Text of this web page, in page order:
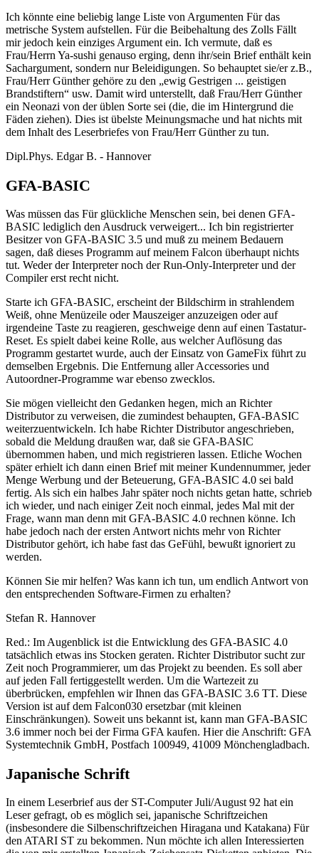
Ich könnte eine beliebig lange Liste von Argumenten Für das
metrische System aufstellen. Für die Beibehaltung des Zolls Fällt
mir jedoch kein einziges Argument ein. Ich vermute, daß es
Frau/Herrn Ya-sushi genauso erging, denn ihr/sein Brief enthält kein
Sachargument, sondern nur Beleidigungen. So behauptet sie/er z.B.,
Frau/Herr Günther gehöre zu den „ewig Gestrigen ... geistigen
Brandstiftern“ usw. Damit wird unterstellt, daß Frau/Herr Günther
ein Neonazi von der üblen Sorte sei (die, die im Hintergrund die
Fäden ziehen). Dies ist übelste Meinungsmache und hat nichts mit
dem Inhalt des Leserbriefes von Frau/Herr Günther zu tun.
Dipl.Phys. Edgar B. - Hannover
GFA-BASIC
Was müssen das Für glückliche Menschen sein, bei denen GFA-
BASIC lediglich den Ausdruck verweigert... Ich bin registrierter
Besitzer von GFA-BASIC 3.5 und muß zu meinem Bedauern
sagen, daß dieses Programm auf meinem Falcon überhaupt nichts
tut. Weder der Interpreter noch der Run-Only-Interpreter und der
Compiler erst recht nicht.
Starte ich GFA-BASIC, erscheint der Bildschirm in strahlendem
Weiß, ohne Menüzeile oder Mauszeiger anzuzeigen oder auf
irgendeine Taste zu reagieren, geschweige denn auf einen Tastatur-
Reset. Es spielt dabei keine Rolle, aus welcher Auflösung das
Programm gestartet wurde, auch der Einsatz von GameFix führt zu
demselben Ergebnis. Die Entfernung aller Accessories und
Autoordner-Programme war ebenso zwecklos.
Sie mögen vielleicht den Gedanken hegen, mich an Richter
Distributor zu verweisen, die zumindest behaupten, GFA-BASIC
weiterzuentwickeln. Ich habe Richter Distributor angeschrieben,
sobald die Meldung draußen war, daß sie GFA-BASIC
übernommen haben, und mich registrieren lassen. Etliche Wochen
später erhielt ich dann einen Brief mit meiner Kundennummer, jeder
Menge Werbung und der Beteuerung, GFA-BASIC 4.0 sei bald
fertig. Als sich ein halbes Jahr später noch nichts getan hatte, schrieb
ich wieder, und nach einiger Zeit noch einmal, jedes Mal mit der
Frage, wann man denn mit GFA-BASIC 4.0 rechnen könne. Ich
habe jedoch nach der ersten Antwort nichts mehr von Richter
Distributor gehört, ich habe fast das GeFühl, bewußt ignoriert zu
werden.
Können Sie mir helfen? Was kann ich tun, um endlich Antwort von
den entsprechenden Software-Firmen zu erhalten?
Stefan R. Hannover
Red.: Im Augenblick ist die Entwicklung des GFA-BASIC 4.0
tatsächlich etwas ins Stocken geraten. Richter Distributor sucht zur
Zeit noch Programmierer, um das Projekt zu beenden. Es soll aber
auf jeden Fall fertiggestellt werden. Um die Wartezeit zu
überbrücken, empfehlen wir Ihnen das GFA-BASIC 3.6 TT. Diese
Version ist auf dem Falcon030 ersetzbar (mit kleinen
Einschränkungen). Soweit uns bekannt ist, kann man GFA-BASIC
3.6 immer noch bei der Firma GFA kaufen. Hier die Anschrift: GFA
Systemtechnik GmbH, Postfach 100949, 41009 Mönchengladbach.
Japanische Schrift
In einem Leserbrief aus der ST-Computer Juli/August 92 hat ein
Leser gefragt, ob es möglich sei, japanische Schriftzeichen
(insbesondere die Silbenschriftzeichen Hiragana und Katakana) Für
den ATARI ST zu bekommen. Nun möchte ich allen Interessierten